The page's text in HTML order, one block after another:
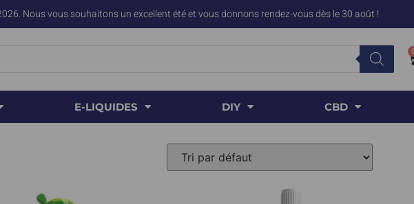
Nous vous souhaitons un excellent été et vous donnons rendez-vous dès le 30 août !
E-LIQUIDES DIY CBD